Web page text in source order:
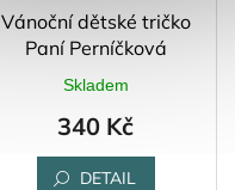
Vánoční dětské tričko
Paní Perníčková
Skladem
340 Kč
DETAIL